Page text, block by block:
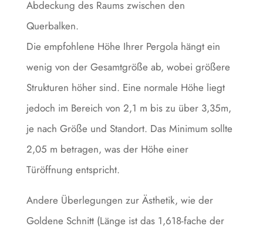
Abdeckung des Raums zwischen den
Querbalken.
Die empfohlene Höhe Ihrer Pergola hängt ein
wenig von der Gesamtgröße ab, wobei größere
Strukturen höher sind. Eine normale Höhe liegt
jedoch im Bereich von 2,1 m bis zu über 3,35m,
je nach Größe und Standort. Das Minimum sollte
2,05 m betragen, was der Höhe einer
Türöffnung entspricht.
Andere Überlegungen zur Ästhetik, wie der
Goldene Schnitt (Länge ist das 1,618-fache der